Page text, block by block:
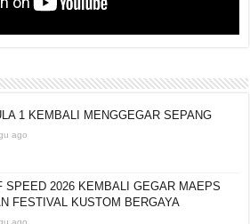
1 KEMBALI MENGGEGAR SEPANG
ago
SPEED 2026 KEMBALI GEGAR MAEPS
FESTIVAL KUSTOM BERGAYA
ago